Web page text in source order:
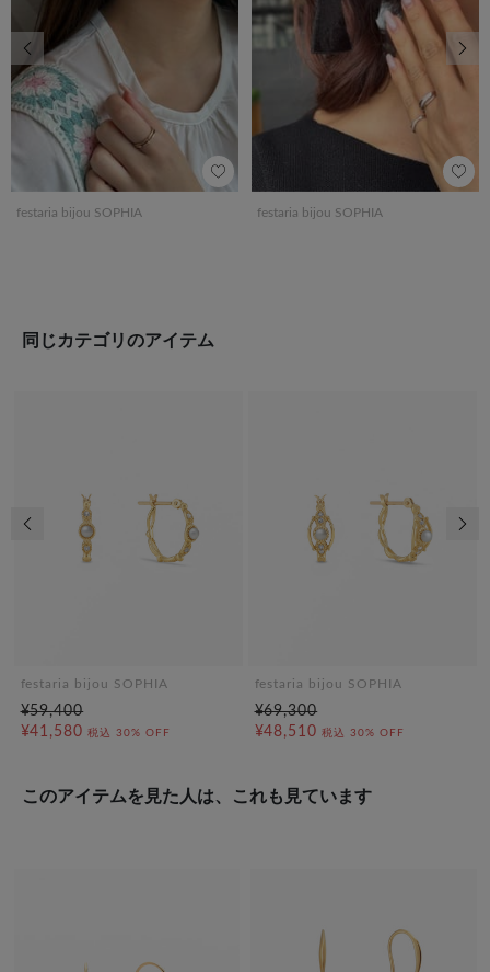
festaria bijou SOPHIA festaria bijou SOPHIA
前の画像
同じカテゴリのアイテム
festaria bijou SOPHIA
¥59,400
¥41,580 税込 30% OFF
festaria bijou SOPHIA
¥69,300
¥48,510 税込 30% OFF
前の画像
このアイテムを見た人は、これも見ています